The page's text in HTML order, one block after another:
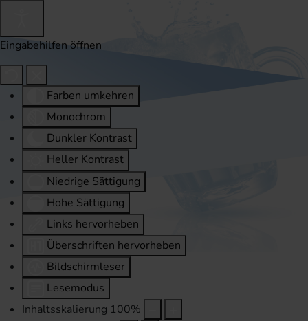
Eingabehilfen öffnen
Farben umkehren
Monochrom
Dunkler Kontrast
Heller Kontrast
Niedrige Sättigung
Hohe Sättigung
Links hervorheben
Überschriften hervorheben
Bildschirmleser
Lesemodus
Inhaltsskalierung 100%